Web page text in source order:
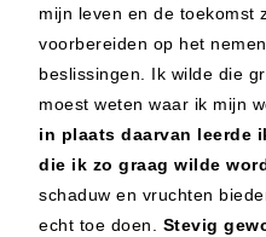
mijn leven en de toekomst
voorbereiden op het
beslissingen. Ik wilde die
moest weten waar ik mijn
in plaats daarvan leerde
die ik zo graag wilde
schaduw en vruchten
echt toe doen. Stevig